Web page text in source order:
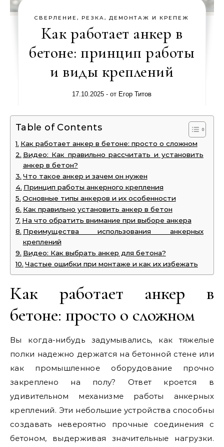
СВЕРЛЕНИЕ, РЕЗКА, ДЕМОНТАЖ И КРЕПЕЖ
Как работает анкер в
бетоне: принцип работы
и виды креплений
17.10.2025 - от Егор Титов
Table of Contents
Как работает анкер в бетоне: просто о сложном
Видео: Как правильно рассчитать и установить
анкер в бетон?
Что такое анкер и зачем он нужен
Принцип работы анкерного крепления
Основные типы анкеров и их особенности
Как правильно установить анкер в бетон
На что обратить внимание при выборе анкера
Преимущества использования анкерных
креплений
Видео: Как выбрать анкер для бетона?
Частые ошибки при монтаже и как их избежать
Как работает анкер в
бетоне: просто о сложном
Вы когда-нибудь задумывались, как тяжелые
полки надежно держатся на бетонной стене или
как промышленное оборудование прочно
закреплено на полу? Ответ кроется в
удивительном механизме работы анкерных
креплений. Эти небольшие устройства способны
создавать невероятно прочные соединения с
бетоном, выдерживая значительные нагрузки.